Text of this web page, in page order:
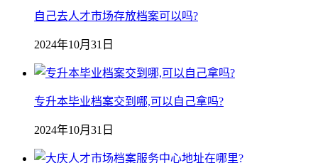
自己去人才市场存放档案可以吗?
2024年10月31日
专升本毕业档案交到哪,可以自己拿吗?
2024年10月31日